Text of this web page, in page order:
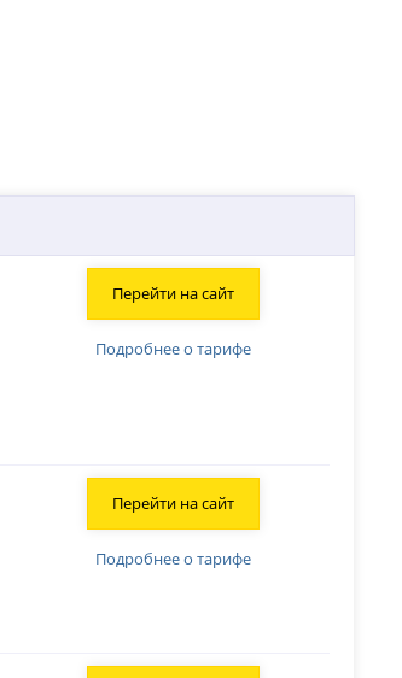
Подробнее о тарифе
Перейти на сайт
Подробнее о тарифе
Перейти на сайт